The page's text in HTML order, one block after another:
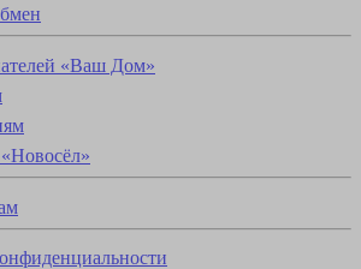
«Ваш Дом»